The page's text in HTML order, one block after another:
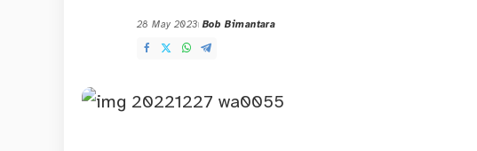
28 May 2023
Posted
by
Bob Bimantara